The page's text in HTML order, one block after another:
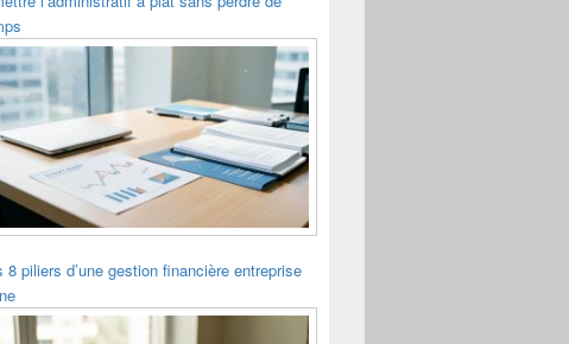
8 piliers d’une gestion financière entreprise